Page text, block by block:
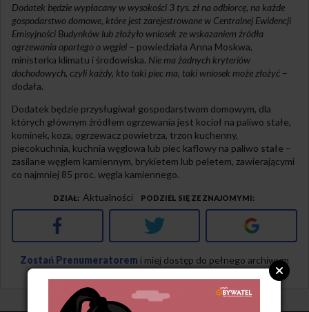
Dodatek będzie wypłacany w wysokości 3 tys. zł na odbiorcę, na każde
gospodarstwo domowe, które jest zarejestrowane w Centralnej Ewidencji
Emisyjności Budynków lub złożyło wniosek ze wskazaniem źródła
ogrzewania opartego o węgiel – powiedziała Anna Moskwa,
ministerka klimatu i środowiska. Nie ma żadnych kryteriów
dochodowych, czyli każdy, kto taki piec ma, taki wniosek może złożyć –
dodała.
Dodatek będzie przysługiwał gospodarstwom domowym, dla
których głównym źródłem ogrzewania jest kocioł na paliwo stałe,
kominek, koza, ogrzewacz powietrza, trzon kuchenny,
piecokuchnia, kuchnia węglowa lub piec kaflowy na paliwo stałe –
zasilane węglem kamiennym, brykietem lub peletem, zawierającymi
co najmniej 85 proc. węgla kamiennego.
DZIAŁ Aktualności PODZIEL SIĘ ZE ZNAJOMYMI
Facebook Twitter Google+
Zostań Prenumeratorem i miej dostęp do pełnego archiwum